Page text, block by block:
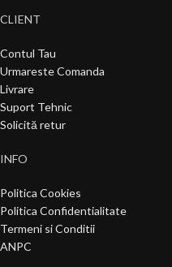
CLIENT
Contul Tau
Urmareste Comanda
Livrare
Suport Tehnic
Solicită retur
INFO
Politica Cookies
Politica Confidentialitate
Termeni si Conditii
ANPC